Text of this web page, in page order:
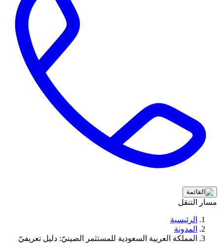
مسار التنقل
الرئيسية
المدونة
المملكة العربية السعودية للمستثمر الصينيّ: دليل تعريفيّ